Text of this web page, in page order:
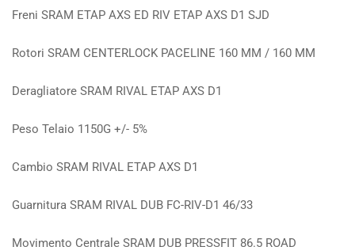
Freni SRAM ETAP AXS ED RIV ETAP AXS D1 SJD
Rotori SRAM CENTERLOCK PACELINE 160 MM / 160 MM
Deragliatore SRAM RIVAL ETAP AXS D1
Peso Telaio 1150G +/- 5%
Cambio SRAM RIVAL ETAP AXS D1
Guarnitura SRAM RIVAL DUB FC-RIV-D1 46/33
Movimento Centrale SRAM DUB PRESSFIT 86.5 ROAD